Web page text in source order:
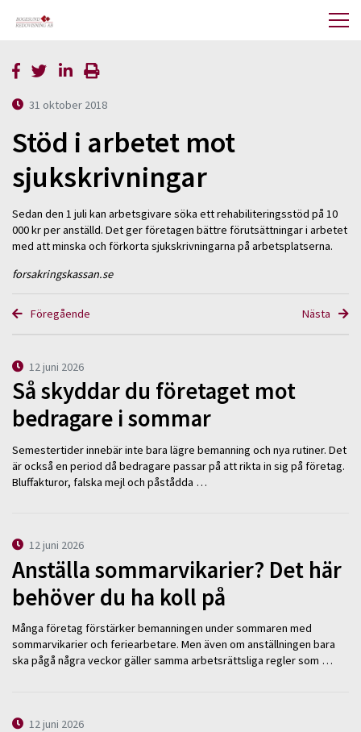
31 oktober 2018
Stöd i arbetet mot
sjukskrivningar
Sedan den 1 juli kan arbetsgivare söka ett rehabiliteringsstöd på 10
000 kr per anställd. Det ger företagen bättre förutsättningar i arbetet
med att minska och förkorta sjukskrivningarna på arbetsplatserna.
forsakringskassan.se
Föregående Nästa
12 juni 2026
Så skyddar du företaget mot
bedragare i sommar
Semestertider innebär inte bara lägre bemanning och nya rutiner. Det
är också en period då bedragare passar på att rikta in sig på företag.
Bluffakturor, falska mejl och påstådda …
12 juni 2026
Anställa sommarvikarier? Det här
behöver du ha koll på
Många företag förstärker bemanningen under sommaren med
sommarvikarier och feriearbetare. Men även om anställningen bara
ska pågå några veckor gäller samma arbetsrättsliga regler som …
12 juni 2026